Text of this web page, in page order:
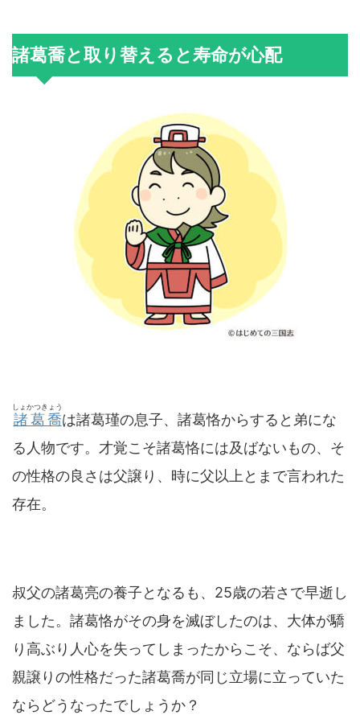
諸葛喬と取り替えると寿命が心配
諸葛喬
しょかつきょう
は諸葛瑾の息子、諸葛恪からすると弟にな
る人物です。才覚こそ諸葛恪には及ばないもの、そ
の性格の良さは父譲り、時に父以上とまで言われた
存在。
叔父の諸葛亮の養子となるも、25歳の若さで早逝し
ました。諸葛恪がその身を滅ぼしたのは、大体が驕
り高ぶり人心を失ってしまったからこそ、ならば父
親譲りの性格だった諸葛喬が同じ立場に立っていた
ならどうなったでしょうか？